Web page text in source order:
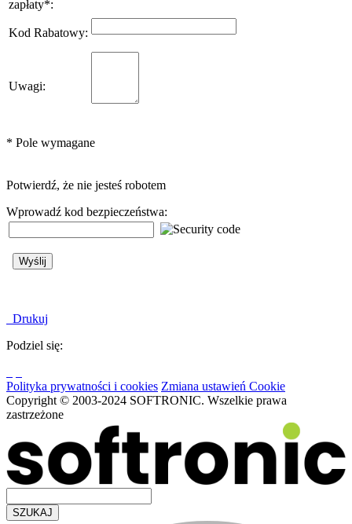
zapłaty*:
Kod Rabatowy:
Uwagi:
* Pole wymagane
Potwierdź, że nie jesteś robotem
Wprowadź kod bezpieczeństwa:
Drukuj
Podziel się:
Polityka prywatności i cookies Zmiana ustawień Cookie
Copyright © 2003-2024 SOFTRONIC. Wszelkie prawa
zastrzeżone